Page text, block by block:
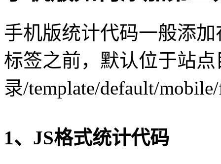
手机版统计代码一般添
标签之前，默认位于站点
录/template/default/
1、JS格式统计代码